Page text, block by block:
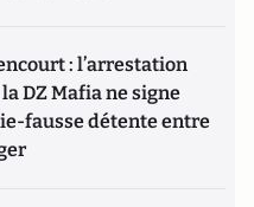
: l’arrestation
DZ Mafia ne signe
fausse détente entre